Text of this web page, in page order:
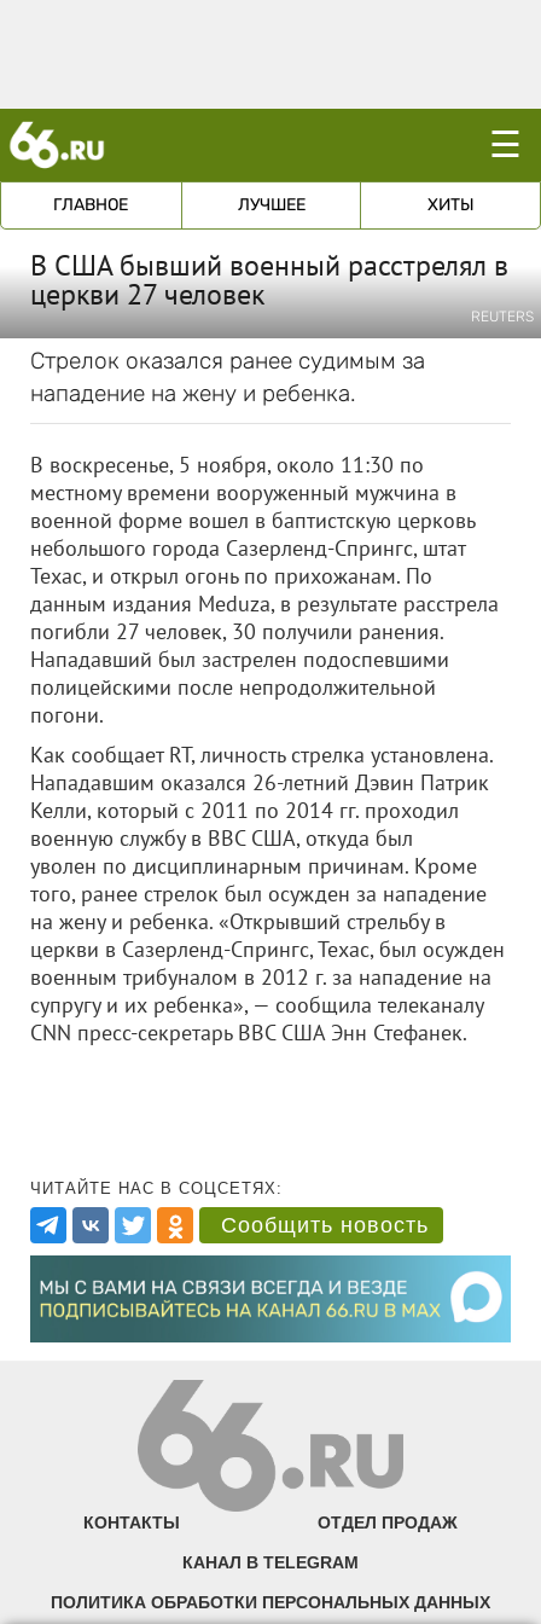
☰
ГЛАВНОЕ ЛУЧШЕЕ ХИТЫ
В США бывший военный расстрелял в
церкви 27 человек
REUTERS
Стрелок оказался ранее судимым за
нападение на жену и ребенка.
В воскресенье, 5 ноября, около 11:30 по
местному времени вооруженный мужчина в
военной форме вошел в баптистскую церковь
небольшого города Сазерленд-Спрингс, штат
Техас, и открыл огонь по прихожанам. По
данным издания Meduza, в результате расстрела
погибли 27 человек, 30 получили ранения.
Нападавший был застрелен подоспевшими
полицейскими после непродолжительной
погони.
Как сообщает RT, личность стрелка установлена.
Нападавшим оказался 26-летний Дэвин Патрик
Келли, который с 2011 по 2014 гг. проходил
военную службу в ВВС США, откуда был
уволен по дисциплинарным причинам. Кроме
того, ранее стрелок был осужден за нападение
на жену и ребенка. «Открывший стрельбу в
церкви в Сазерленд-Спрингс, Техас, был осужден
военным трибуналом в 2012 г. за нападение на
супругу и их ребенка», — сообщила телеканалу
СNN пресс-секретарь ВВС США Энн Стефанек.
ЧИТАЙТЕ НАС В СОЦСЕТЯХ:
Сообщить новость
КОНТАКТЫ ОТДЕЛ ПРОДАЖ
КАНАЛ В TELEGRAM
ПОЛИТИКА ОБРАБОТКИ ПЕРСОНАЛЬНЫХ ДАННЫХ